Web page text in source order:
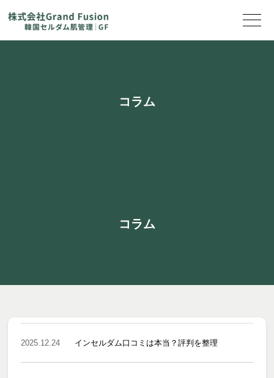
コラム
コラム
2025.12.24 インセルダム口コミは本当？評判を整理